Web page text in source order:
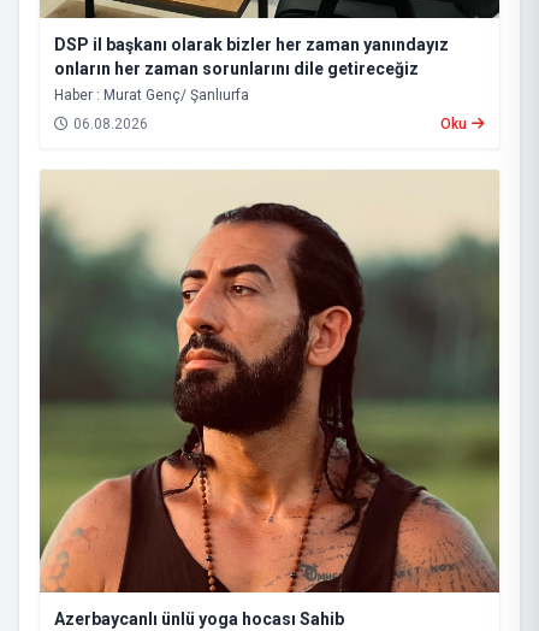
DSP il başkanı olarak bizler her zaman yanındayız
onların her zaman sorunlarını dile getireceğiz
Haber : Murat Genç/ Şanlıurfa
06.08.2026
Oku
Azerbaycanlı ünlü yoga hocası Sahib